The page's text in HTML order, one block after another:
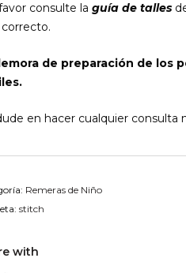
consulte la guía de talles
de preparación de los
en hacer cualquier consulta
Remeras de Niño
stitch
with